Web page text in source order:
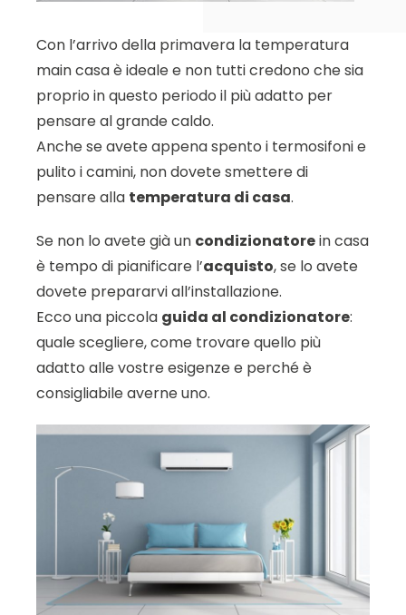
Con l’arrivo della primavera la temperatura
main casa è ideale e non tutti credono che sia
proprio in questo periodo il più adatto per
pensare al grande caldo.
Anche se avete appena spento i termosifoni e
pulito i camini, non dovete smettere di
pensare alla temperatura di casa.
Se non lo avete già un condizionatorein casa
è tempo di pianificare l’acquisto, se lo avete
dovete prepararvi all’installazione.
Ecco una piccola guida al condizionatore:
quale scegliere, come trovare quello più
adatto alle vostre esigenze e perché è
consigliabile averne uno.